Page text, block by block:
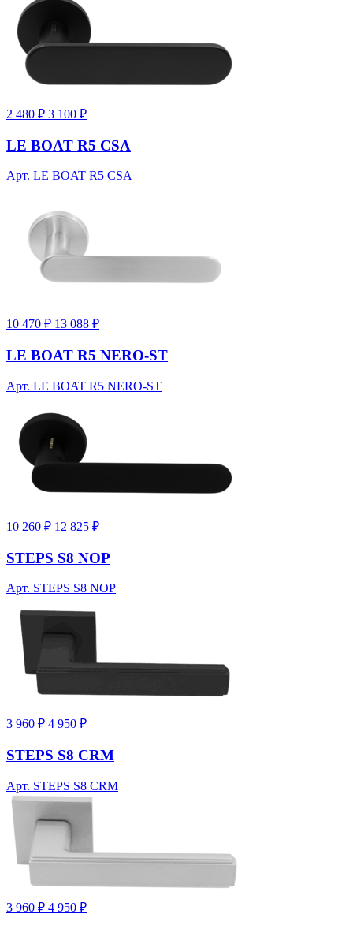
2 480 ₽ 3 100 ₽
LE BOAT R5 CSA
Арт. LE BOAT R5 CSA
10 470 ₽ 13 088 ₽
LE BOAT R5 NERO-ST
Арт. LE BOAT R5 NERO-ST
10 260 ₽ 12 825 ₽
STEPS S8 NOP
Арт. STEPS S8 NOP
3 960 ₽ 4 950 ₽
STEPS S8 CRM
Арт. STEPS S8 CRM
3 960 ₽ 4 950 ₽